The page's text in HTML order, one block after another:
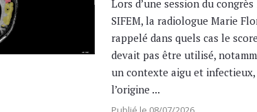
Lors d’une session du congrès
SIFEM, la radiologue Marie
rappelé dans quels cas le
devait pas être utilisé,
un contexte aigu et
l’origine ...